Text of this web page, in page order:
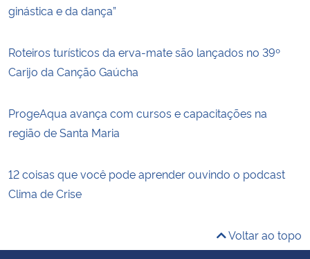
ginástica e da dança”
Roteiros turísticos da erva-mate são lançados no 39º
Carijo da Canção Gaúcha
ProgeAqua avança com cursos e capacitações na
região de Santa Maria
12 coisas que você pode aprender ouvindo o podcast
Clima de Crise
Voltar ao topo